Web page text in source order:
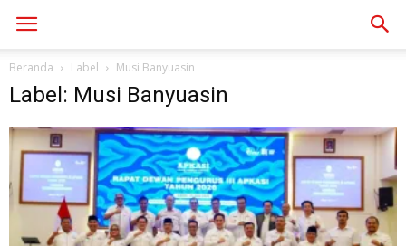
Beranda Label Musi Banyuasin
Label: Musi Banyuasin